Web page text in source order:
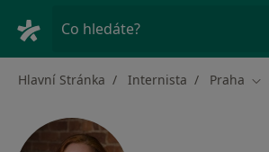
Co hledáte?
Hlavní Stránka Internista Praha